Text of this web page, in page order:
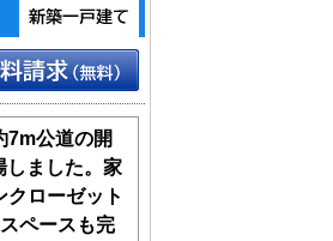
7m公道の開
しました。家
ローゼット
ペースも完